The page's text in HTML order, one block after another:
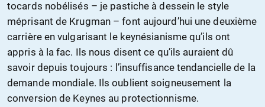
tocards nobélisés – je pastiche à dessein le style
méprisant de Krugman – font aujourd’hui une deuxième
carrière en vulgarisant le keynésianisme qu’ils ont
appris à la fac. Ils nous disent ce qu’ils auraient dû
savoir depuis toujours : l’insuffisance tendancielle de la
demande mondiale. Ils oublient soigneusement la
conversion de Keynes au protectionnisme.